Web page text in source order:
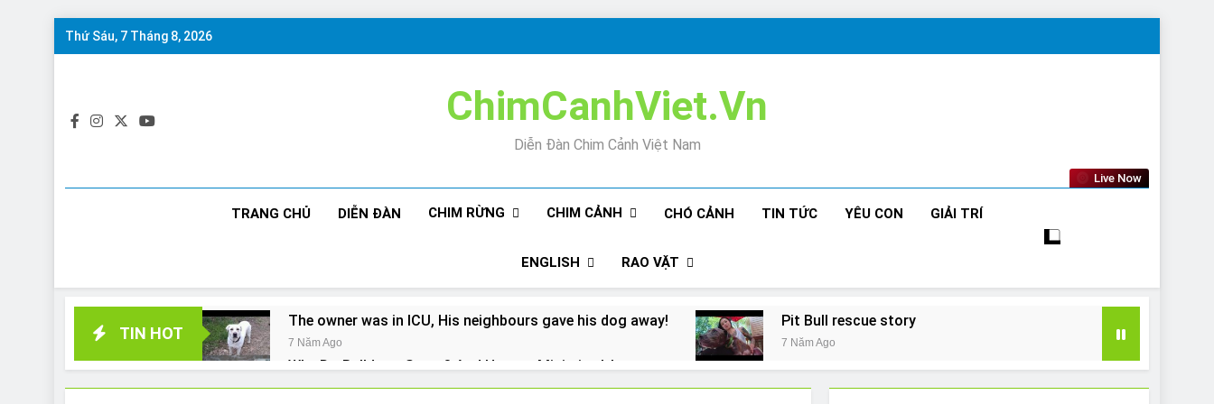
Skip
Thứ Sáu, 7 Tháng 8, 2026
ChimCanhViet.Vn
Diễn Đàn Chim Cảnh Việt Nam
Live Now
TRANG CHỦ DIỄN ĐÀN CHIM RỪNG CHIM CẢNH CHÓ CẢNH TIN TỨC YÊU CON GIẢI TRÍ
ENGLISH RAO VẶT
TIN HOT
The owner was in ICU, His neighbours gave his dog away!
7 Năm Ago
Pit Bull rescue story
7 Năm Ago
Why Do Bulldogs Snore? And How to Minimize It!
7 Năm Ago